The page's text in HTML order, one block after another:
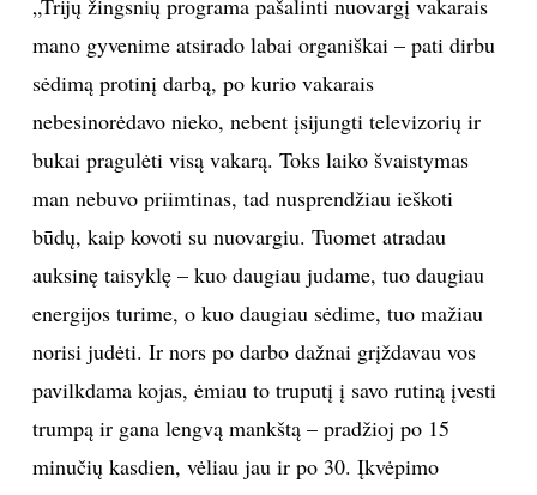
VIRTUVĖ
RECEPTAI
VAIKAI
KONTAKTAI
PRIVATUMO POLITIKA
mano gyvenime atsirado labai organiškai – pati dirbu
sėdimą protinį darbą, po kurio vakarais
nebesinorėdavo nieko, nebent įsijungti televizorių ir
bukai pragulėti visą vakarą. Toks laiko švaistymas
man nebuvo priimtinas, tad nusprendžiau ieškoti
būdų, kaip kovoti su nuovargiu. Tuomet atradau
auksinę taisyklę – kuo daugiau judame, tuo daugiau
energijos turime, o kuo daugiau sėdime, tuo mažiau
norisi judėti. Ir nors po darbo dažnai grįždavau vos
pavilkdama kojas, ėmiau to truputį į savo rutiną įvesti
trumpą ir gana lengvą mankštą – pradžioj po 15
minučių kasdien, vėliau jau ir po 30. Įkvėpimo